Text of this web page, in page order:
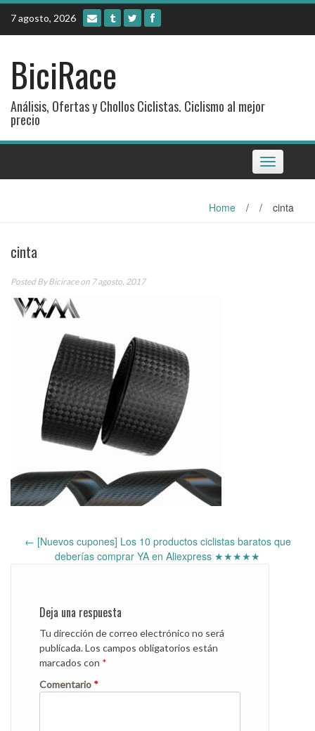
Skip
content
7 agosto, 2026
BiciRace
Análisis, Ofertas y Chollos Ciclistas. Ciclismo al mejor
precio
Toggle
navigation
Home / / cinta
cinta
Posted ByBiciraceon 7 agosto, 2017
navigation
← [Nuevos cupones] Los 10 productos ciclistas baratos que
deberías comprar YA en Aliexpress ★★★★★
Deja una respuesta
Tu dirección de correo electrónico no será
publicada.Los campos obligatorios están
marcados con *
Comentario *